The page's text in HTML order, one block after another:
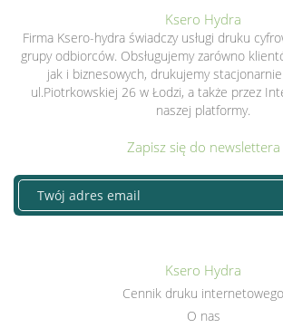
Ksero Hydra
Firma Ksero-hydra świadczy usługi druku
grupy odbiorców. Obsługujemy zarówno
jak i biznesowych, drukujemy
ul.Piotrkowskiej 26 w Łodzi, a także przez
naszej platformy.
Zapisz się do newslettera
Ksero Hydra
Cennik druku internetowego
O nas